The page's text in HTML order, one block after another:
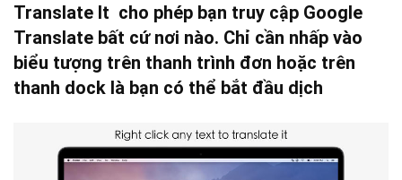
Translate It cho phép bạn truy cập Google
Translate bất cứ nơi nào. Chỉ cần nhấp vào
biểu tượng trên thanh trình đơn hoặc trên
thanh dock là bạn có thể bắt đầu dịch